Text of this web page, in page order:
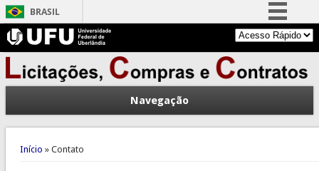
BRASIL
Simplifique!
Comunica BR
Participe
Acesso à informação
Legislação
Navegação
Você está aqui
Início » Contato